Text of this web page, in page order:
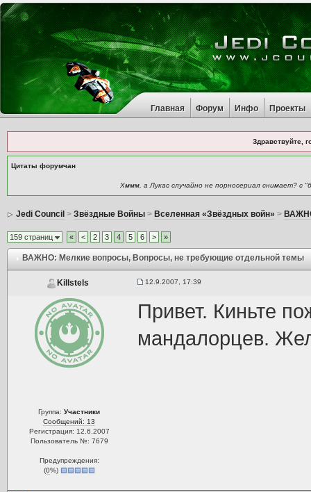
Главная Форум Инфо Проекты
Здравствуйте,
Цитаты форумчан
Хммм, а Лукас случайно не порносериал снимает?
Jedi Council > Звёздные Войны> Вселенная «Звёздных войн» >
159 страниц « < 2 3 4 5 6 > »
ВАЖНО: Мелкие вопросы, Вопросы, не требующие отдельной темы
Killstels 12.9.2007, 17:39
Группа:Участники
Сообщений: 13
Регистрация: 12.6.2007
Пользователь №: 7679
Предупреждения:
(0%)
Привет. Киньте
мандалорцев.